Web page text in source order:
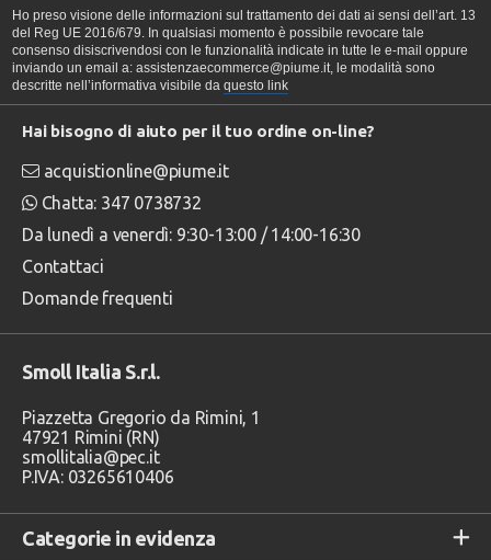
Ho preso visione delle informazioni sul trattamento dei dati ai sensi dell’art. 13
del Reg UE 2016/679. In qualsiasi momento è possibile revocare tale
consenso disiscrivendosi con le funzionalità indicate in tutte le e-mail oppure
inviando un email a: assistenzaecommerce@piume.it, le modalità sono
descritte nell’informativa visibile da questo link
Categorie in evidenza
Hai bisogno di aiuto per il tuo ordine on-line?
acquistionline@piume.it
Chatta: 347 0738732
Da lunedì a venerdì: 9:30-13:00 / 14:00-16:30
Contattaci
Domande frequenti
Smoll Italia S.r.l.
Piazzetta Gregorio da Rimini, 1
47921 Rimini (RN)
smollitalia@pec.it
P.IVA: 03265610406